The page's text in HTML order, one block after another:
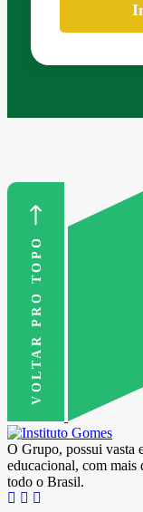
VOLTAR PRO TOPO
O Grupo, possui vasta
educacional, com mais
todo o Brasil.